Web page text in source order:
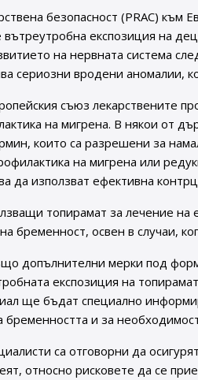
безопасност (PRAC) към
вътреутробна експозиция на
на нервната система
сериозни вродени аномалии,
съюз лекарствените
на мигрена. В някои от
които са разрешени за
на мигрена или
да използват ефективна
топирамат за лечение на
бременност, освен в случаи,
допълнителни мерки под
експозиция на
ще бъдат специално
и за
са отговорни да
относно рисковете да се